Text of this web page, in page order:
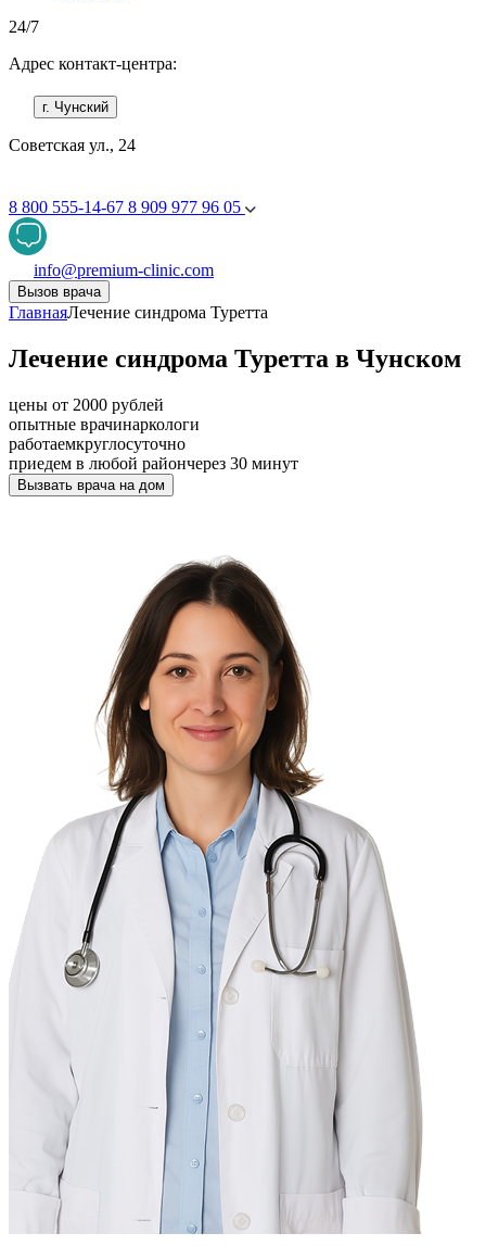
24/7
Адрес контакт-центра:
г. Чунский
Советская ул., 24
8 800 555-14-67 8 909 977 96 05
info@premium-clinic.com
Вызов врача
ГлавнаяЛечение синдрома Туретта
Лечение синдрома Туретта в Чунском
цены от 2000 рублей
опытные врачинаркологи
работаемкруглосуточно
приедем в любой райончерез 30 минут
Вызвать врача на дом